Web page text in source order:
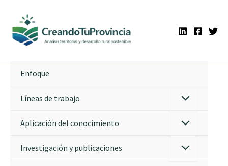
contenido
Enfoque
Líneas de trabajo
Aplicación del conocimiento
Investigación y publicaciones